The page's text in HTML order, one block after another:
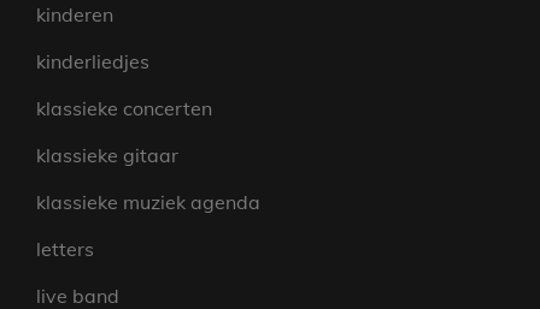
kinderen
kinderliedjes
klassieke concerten
klassieke gitaar
klassieke muziek agenda
letters
live band